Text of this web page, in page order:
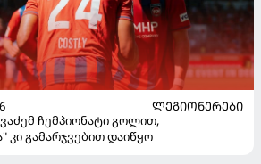
ᲚᲔᲒᲘᲝᲜᲔᲠᲔᲑᲘ
ჩემპიონატი გოლით,
კი გამარჯვებით დაიწყო